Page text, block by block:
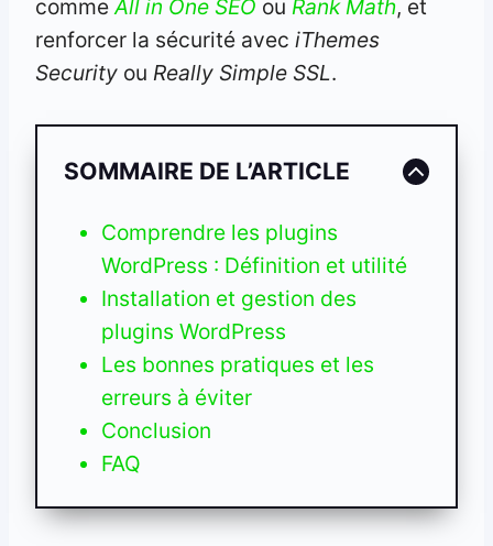
commeAll in One SEO ou Rank Math, et
renforcer la sécurité avec iThemes
Security ou Really Simple SSL.
SOMMAIRE DE L’ARTICLE
Comprendre les plugins
WordPress : Définition et utilité
Installation et gestion des
plugins WordPress
Les bonnes pratiques et les
erreurs à éviter
Conclusion
FAQ